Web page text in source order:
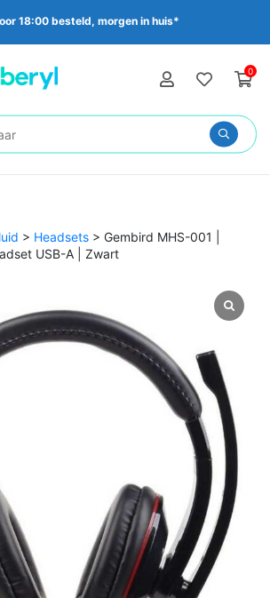
18:00 besteld, morgen in huis*
0
> Headsets > Gembird MHS-001 |
USB-A | Zwart